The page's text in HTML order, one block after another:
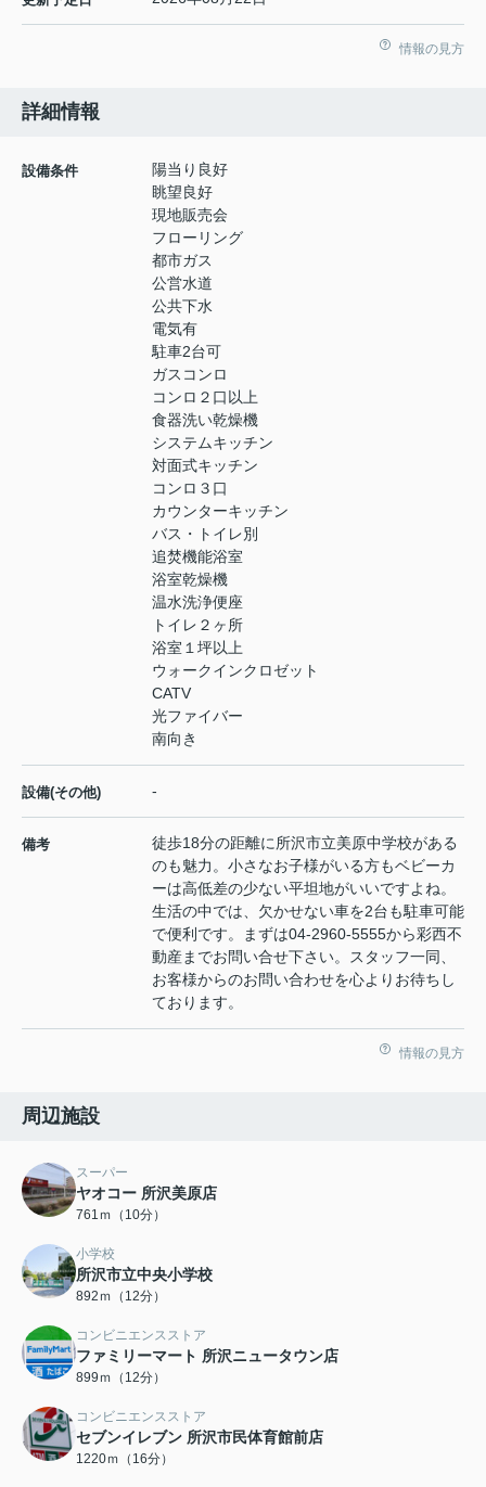
情報の見方
詳細情報
設備条件
陽当り良好
眺望良好
現地販売会
フローリング
都市ガス
公営水道
公共下水
電気有
駐車2台可
ガスコンロ
コンロ２口以上
食器洗い乾燥機
システムキッチン
対面式キッチン
コンロ３口
カウンターキッチン
バス・トイレ別
追焚機能浴室
浴室乾燥機
温水洗浄便座
トイレ２ヶ所
浴室１坪以上
ウォークインクロゼット
CATV
光ファイバー
南向き
設備(その他) -
備考
徒歩18分の距離に所沢市立美原中学校がある
のも魅力。小さなお子様がいる方もベビーカ
ーは高低差の少ない平坦地がいいですよね。
生活の中では、欠かせない車を2台も駐車可能
で便利です。まずは04-2960-5555から彩西不
動産までお問い合せ下さい。スタッフ一同、
お客様からのお問い合わせを心よりお待ちし
ております。
情報の見方
周辺施設
スーパー
ヤオコー 所沢美原店
761ｍ（10分）
小学校
所沢市立中央小学校
892ｍ（12分）
コンビニエンスストア
ファミリーマート 所沢ニュータウン店
899ｍ（12分）
コンビニエンスストア
セブンイレブン 所沢市民体育館前店
1220ｍ（16分）